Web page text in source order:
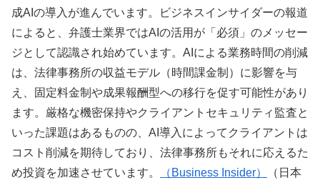
成AIの導入が進んでいます。ビジネスインサイダーの報道
によると、弁護士業界ではAIの活用が「必須」のメッセー
ジとして認識され始めています。AIによる業務時間の削減
は、法律事務所の収益モデル（時間課金制）に影響を与
え、固定料金制や成果報酬型への移行を促す可能性があり
ます。厳格な機密保持やクライアントセキュリティ監査と
いった課題はあるものの、AI導入によってクライアントは
コスト削減を期待しており、法律事務所もそれに応えるた
め投資を加速させています。
（Business Insider）
（日本